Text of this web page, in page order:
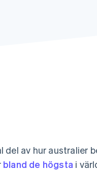
av hur australier
bland de högsta i